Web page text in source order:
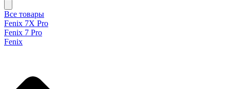
Все товары
Fenix 7X Pro
Fenix 7 Pro
Fenix